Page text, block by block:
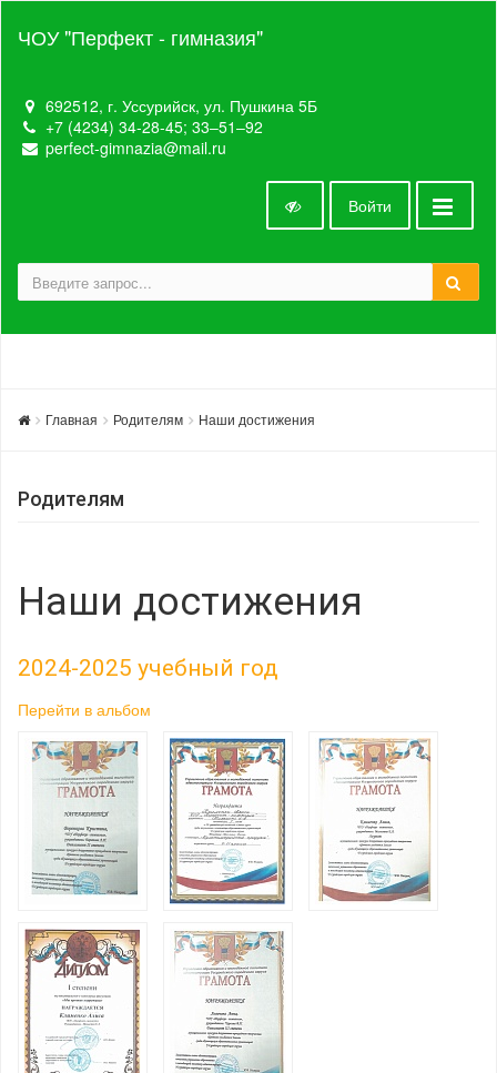
ЧОУ "Перфект - гимназия"
692512, г. Уссурийск, ул. Пушкина 5Б
+7 (4234) 34-28-45; 33‒51‒92
perfect-gimnazia@mail.ru
Войти
Главная Родителям Наши достижения
Родителям
Наши достижения
2024-2025 учебный год
Перейти в альбом